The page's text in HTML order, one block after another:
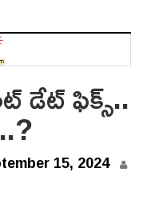
డేట్ ఫిక్స్..
15, 2024